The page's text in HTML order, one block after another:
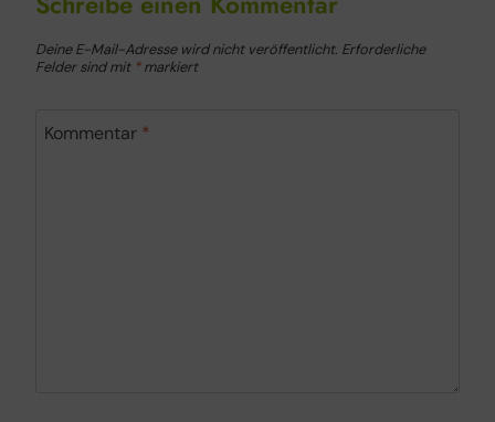
Deine E-Mail-Adresse wird nicht veröffentlicht. Erforderliche
Felder sind mit *markiert
Kommentar *